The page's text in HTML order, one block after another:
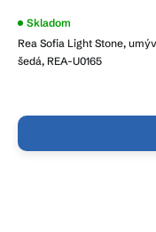
Rea Sofia Light Stone,
šedá, REA-U0165
Skladom